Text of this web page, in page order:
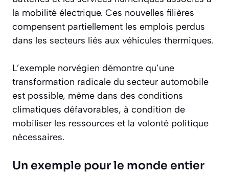
la mobilité électrique. Ces nouvelles filières
compensent partiellement les emplois perdus
dans les secteurs liés aux véhicules thermiques.
L’exemple norvégien démontre qu’une
transformation radicale du secteur automobile
est possible, même dans des conditions
climatiques défavorables, à condition de
mobiliser les ressources et la volonté politique
nécessaires.
Un exemple pour le monde entier